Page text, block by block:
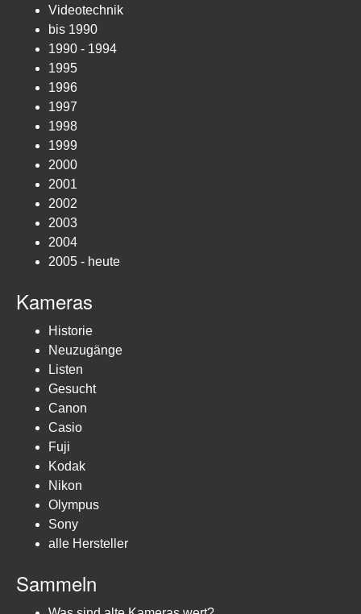
Videotechnik
bis 1990
1990 - 1994
1995
1996
1997
1998
1999
2000
2001
2002
2003
2004
2005 - heute
Kameras
Historie
Neuzugänge
Listen
Gesucht
Canon
Casio
Fuji
Kodak
Nikon
Olympus
Sony
alle Hersteller
Sammeln